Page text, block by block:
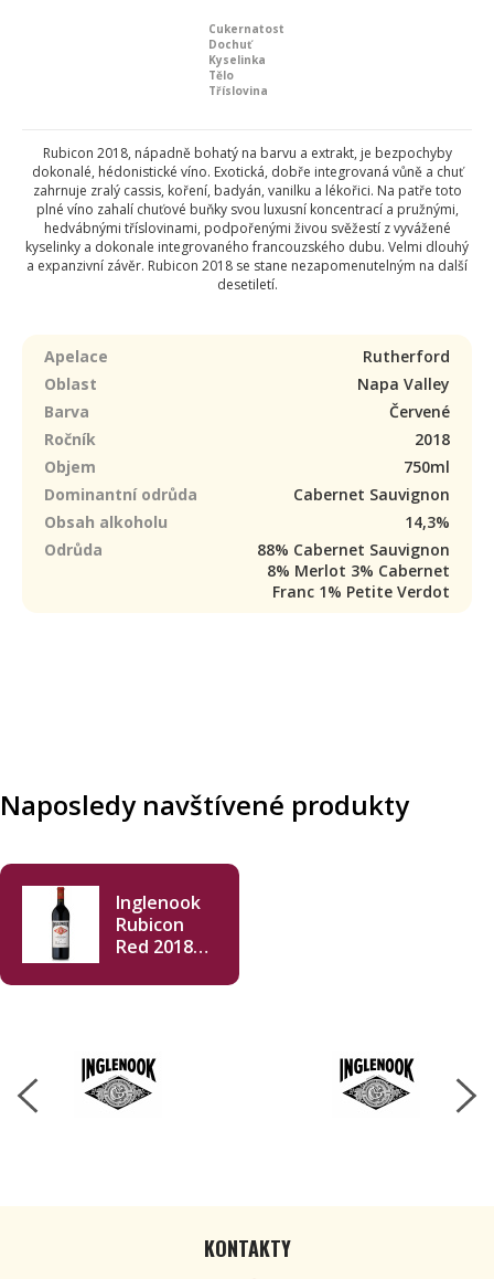
Cukernatost
Dochuť
Kyselinka
Tělo
Tříslovina
Rubicon 2018, nápadně bohatý na barvu a extrakt, je bezpochyby
dokonalé, hédonistické víno. Exotická, dobře integrovaná vůně a chuť
zahrnuje zralý cassis, koření, badyán, vanilku a lékořici. Na patře toto
plné víno zahalí chuťové buňky svou luxusní koncentrací a pružnými,
hedvábnými tříslovinami, podpořenými živou svěžestí z vyvážené
kyselinky a dokonale integrovaného francouzského dubu. Velmi dlouhý
a expanzivní závěr. Rubicon 2018 se stane nezapomenutelným na další
desetiletí.
Apelace
Rutherford
Oblast
Napa Valley
Barva
Červené
Ročník
2018
Objem
750ml
Dominantní odrůda
Cabernet Sauvignon
Obsah alkoholu
14,3%
Odrůda
88% Cabernet Sauvignon
8% Merlot 3% Cabernet
Franc 1% Petite Verdot
Naposledy navštívené produkty
Inglenook
Rubicon
Red 2018
KONTAKTY